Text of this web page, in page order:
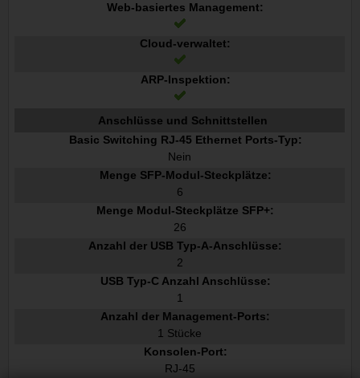
Web-basiertes Management:
Cloud-verwaltet:
ARP-Inspektion:
Anschlüsse und Schnittstellen
Basic Switching RJ-45 Ethernet Ports-Typ:
Nein
Menge SFP-Modul-Steckplätze:
6
Menge Modul-Steckplätze SFP+:
26
Anzahl der USB Typ-A-Anschlüsse:
2
USB Typ-C Anzahl Anschlüsse:
1
Anzahl der Management-Ports:
1 Stücke
Konsolen-Port:
RJ-45